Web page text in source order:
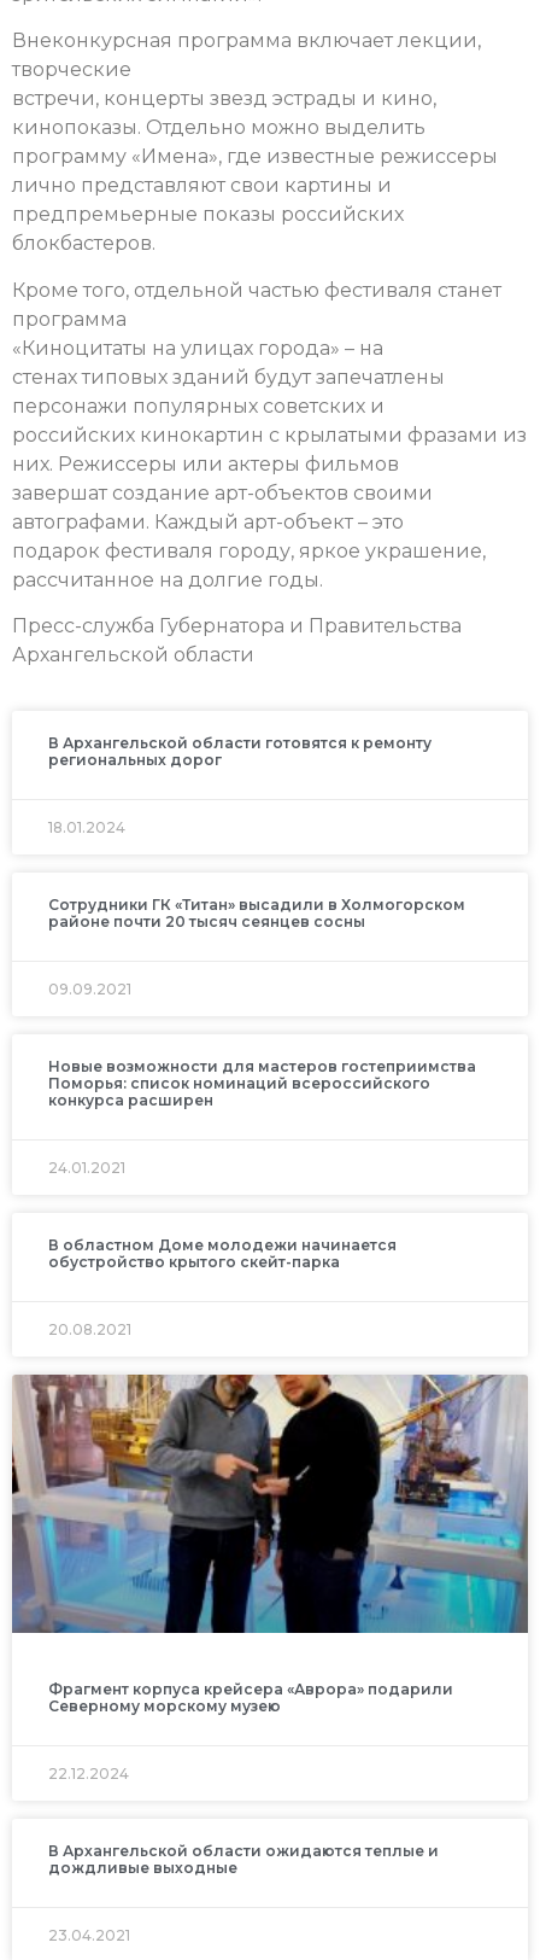
Внеконкурсная программа включает лекции,
творческие
встречи, концерты звезд эстрады и кино,
кинопоказы. Отдельно можно выделить
программу «Имена», где известные режиссеры
лично представляют свои картины и
предпремьерные показы российских
блокбастеров.
Кроме того, отдельной частью фестиваля станет
программа
«Киноцитаты на улицах города» – на
стенах типовых зданий будут запечатлены
персонажи популярных советских и
российских кинокартин с крылатыми фразами из
них. Режиссеры или актеры фильмов
завершат создание арт-объектов своими
автографами. Каждый арт-объект – это
подарок фестиваля городу, яркое украшение,
рассчитанное на долгие годы.
Пресс-служба Губернатора и Правительства
Архангельской области
В Архангельской области готовятся к ремонту
региональных дорог
18.01.2024
Сотрудники ГК «Титан» высадили в Холмогорском
районе почти 20 тысяч сеянцев сосны
09.09.2021
Новые возможности для мастеров гостеприимства
Поморья: список номинаций всероссийского
конкурса расширен
24.01.2021
В областном Доме молодежи начинается
обустройство крытого скейт-парка
20.08.2021
Фрагмент корпуса крейсера «Аврора» подарили
Северному морскому музею
22.12.2024
В Архангельской области ожидаются теплые и
дождливые выходные
23.04.2021